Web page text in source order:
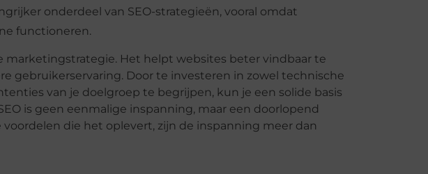
onderdeel van SEO-strategieën, vooral omdat
functioneren.
marketingstrategie. Het helpt websites beter vindbaar te
gebruikerservaring. Door te investeren in zowel technische
van je doelgroep te begrijpen, kun je een solide basis
is geen eenmalige inspanning, maar een doorlopend
die het oplevert, zijn de inspanning meer dan